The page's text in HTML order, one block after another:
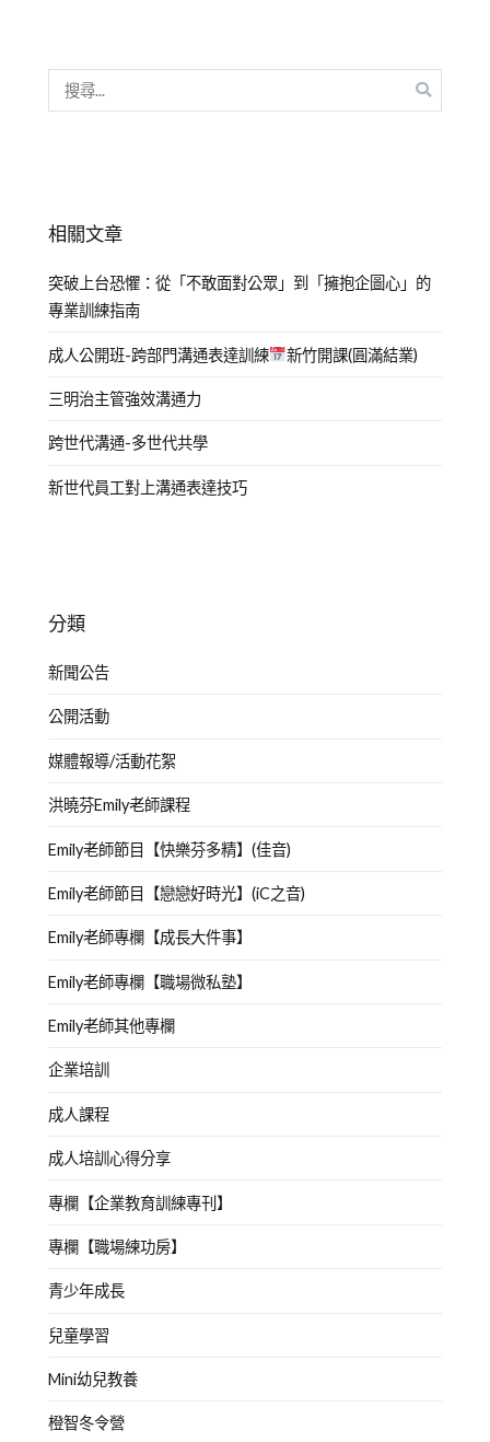
相關文章
突破上台恐懼：從「不敢面對公眾」到「擁抱企圖心」的
專業訓練指南
成人公開班-跨部門溝通表達訓練 新竹開課(圓滿結業)
三明治主管強效溝通力
跨世代溝通-多世代共學
新世代員工對上溝通表達技巧
分類
新聞公告
公開活動
媒體報導/活動花絮
洪曉芬Emily老師課程
Emily老師節目【快樂芬多精】(佳音)
Emily老師節目【戀戀好時光】(iC之音)
Emily老師專欄【成長大件事】
Emily老師專欄【職場微私塾】
Emily老師其他專欄
企業培訓
成人課程
成人培訓心得分享
專欄【企業教育訓練專刊】
專欄【職場練功房】
青少年成長
兒童學習
Mini幼兒教養
橙智冬令營